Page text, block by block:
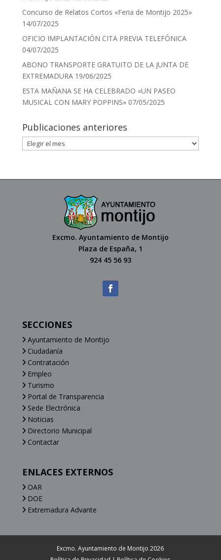
Concurso de Relatos Cortos «Feria de Montijo 2025»
14/07/2025
OFICIO IMPLANTACIÓN CITA PREVIA TELEFÓNICA
04/07/2025
ABONO TRANSPORTE GRATUITO DE LA JUNTA DE
EXTREMADURA 19/06/2025
ESTA MAÑANA SE HA CELEBRADO «UN PASEO
MUSICAL CON MARY POPPINS» 07/05/2025
Publicaciones anteriores
Excmo. Ayuntamiento de Montijo
Plaza de España, 1
924 45 56 93
SECCIONES
Ayuntamiento de Montijo
Ciudadanía
Contratación
Empleo
Turismo
Portal de Transparencia
Sede Electrónica
Noticias
Directorio Municipal
Contactar
ENLACES EXTERNOS
OAR
DOE
Extremadura Advante
Excmo. Ayuntamiento de Montijo 2026